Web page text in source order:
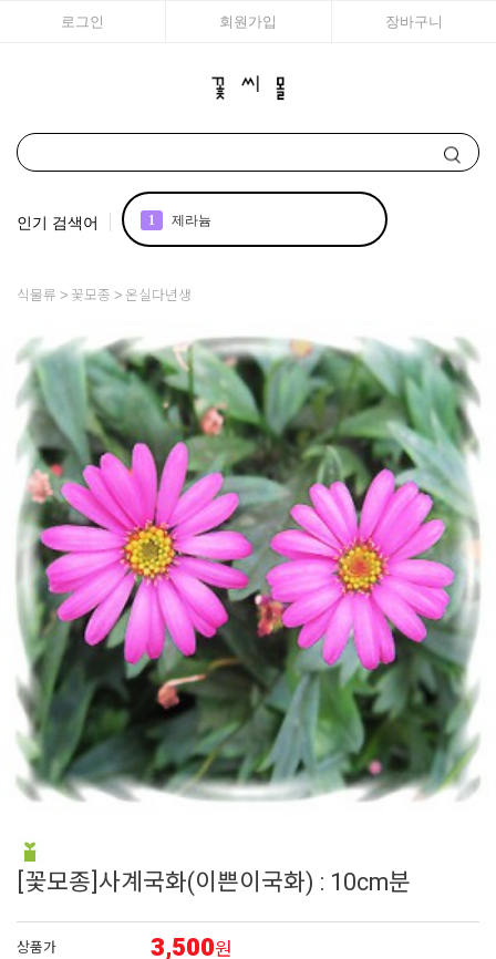
로그인 회원가입 장바구니
인기 검색어 1 제라늄
4 리갈
5 매발톱
시계초
7 백합
접시꽃
9 채송화
해바라기
식물류 꽃모종 온실다년생
[꽃모종]사계국화(이쁜이국화) : 10cm분
상품가 3,500원